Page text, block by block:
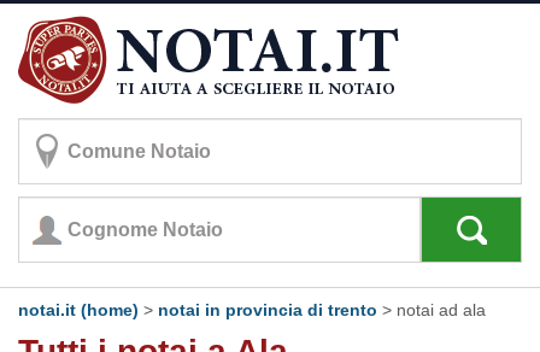
notai.it (home) > notai in provincia di trento > notai ad ala